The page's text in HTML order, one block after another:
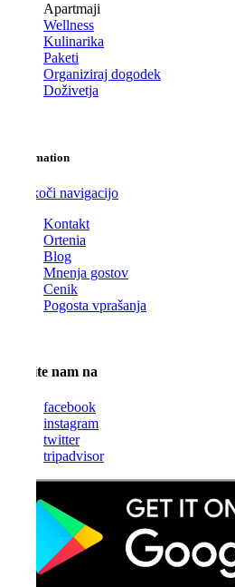
Apartmaji
Wellness
Kulinarika
Paketi
Organiziraj dogodek
Doživetja
Information
Preskoči navigacijo
Kontakt
Ortenia
Blog
Mnenja gostov
Cenik
Pogosta vprašanja
Sledite nam na
facebook
instagram
twitter
tripadvisor